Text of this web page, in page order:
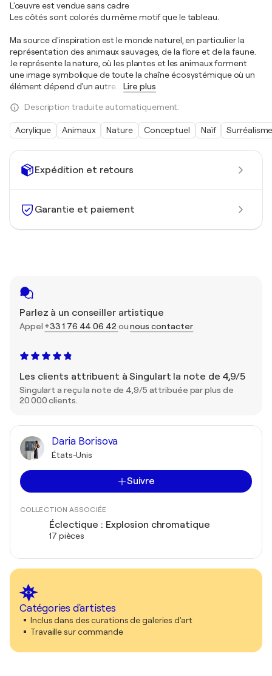
Expédition et retours
Garantie et paiement
Parlez à un conseiller artistique
Appel +33 1 76 44 06 42ounous contacter
Les clients attribuent à Singulart la note de 4,9/5
Singulart a reçu la note de 4,9/5 attribuée par plus de
20 000 clients.
Daria Borisova
États-Unis
Suivre
COLLECTION ASSOCIÉE
Éclectique : Explosion chromatique
17 pièces
Catégories d'artistes
Inclus dans des curations de galeries d'art
Travaille sur commande
L'œuvre est vendue sans cadre
Les côtés sont colorés du même motif que le tableau.
Ma source d'inspiration est le monde naturel, en particulier la
représentation des animaux sauvages, de la flore et de la faune.
Je représente la nature, où les plantes et les animaux forment
une image symbolique de toute la chaîne écosystémique où un
élément dépend d'un autre.… Lire plus
Description traduite automatiquement.
Acrylique Animaux Nature Conceptuel Naïf